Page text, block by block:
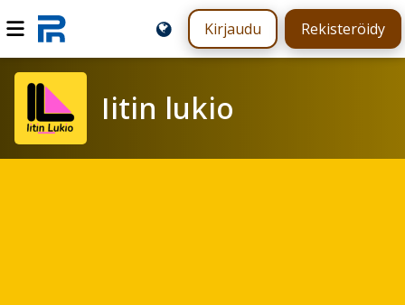
Kirjaudu Rekisteröidy
Iitin lukio